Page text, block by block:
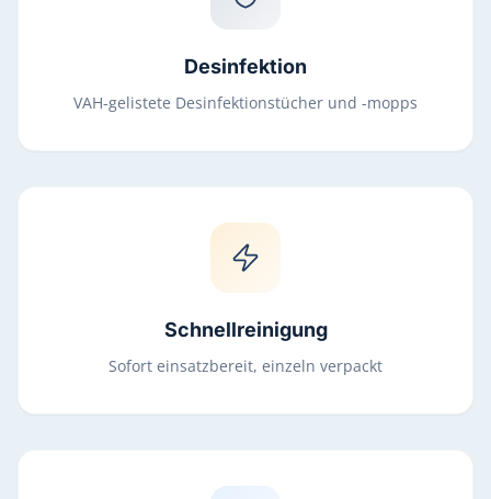
Desinfektion
VAH-gelistete Desinfektionstücher und -mopps
Schnellreinigung
Sofort einsatzbereit, einzeln verpackt